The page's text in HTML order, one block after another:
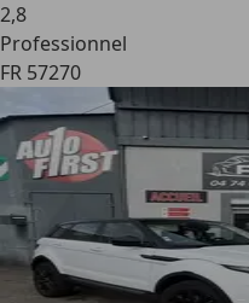
2,8
Professionnel
FR 57270